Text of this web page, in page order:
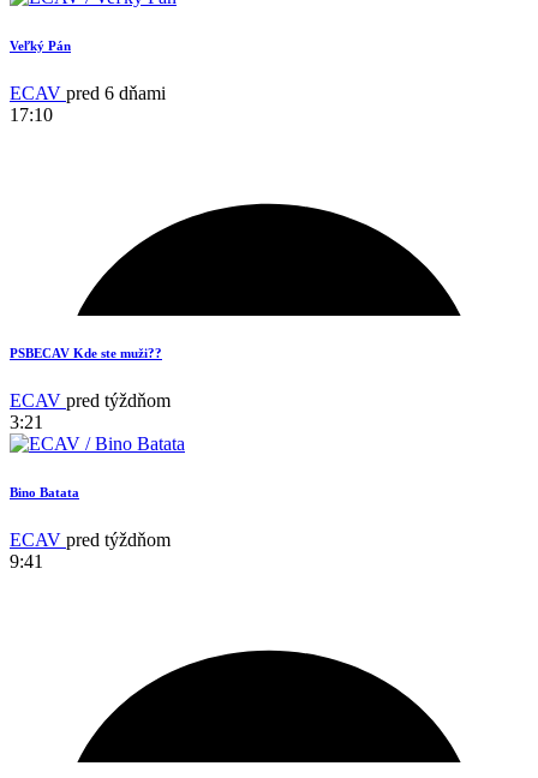
Veľký Pán
ECAV pred 6 dňami
17:10
PSBECAV Kde ste muži??
ECAV pred týždňom
3:21
Bino Batata
ECAV pred týždňom
9:41